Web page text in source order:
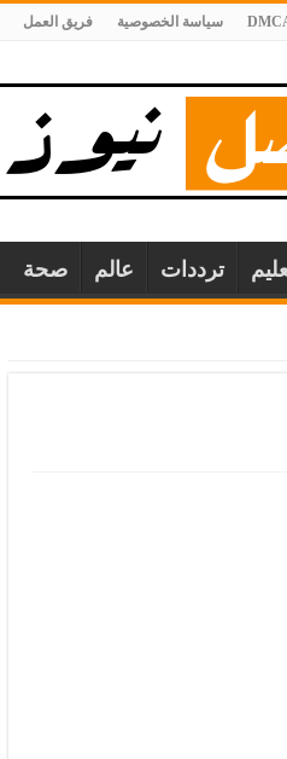
سياسة الخصوصية فريق العمل
ترددات عالم صحة